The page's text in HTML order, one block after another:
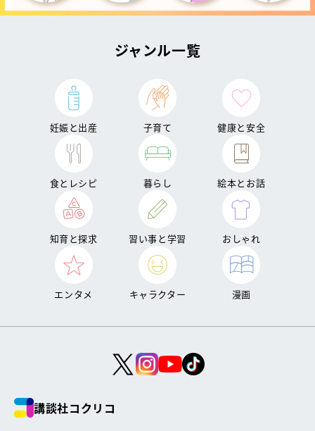
ジャンル一覧
妊娠と出産 子育て 健康と安全
食とレシピ 暮らし 絵本とお話
知育と探求 習い事と学習 おしゃれ
エンタメ キャラクター 漫画
講談社コクリコ